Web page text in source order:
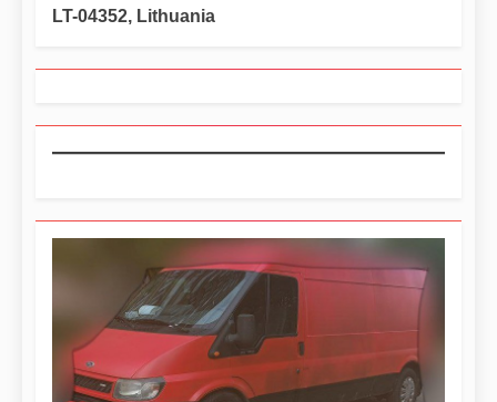
LT-04352, Lithuania